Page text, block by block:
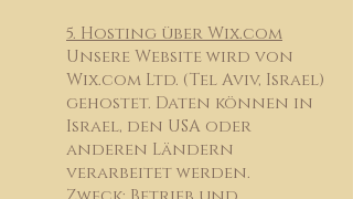
5. Hosting über Wix.com
Unsere Website wird von
Wix.com Ltd. (Tel Aviv, Israel)
gehostet. Daten können in
Israel, den USA oder
anderen Ländern
verarbeitet werden.